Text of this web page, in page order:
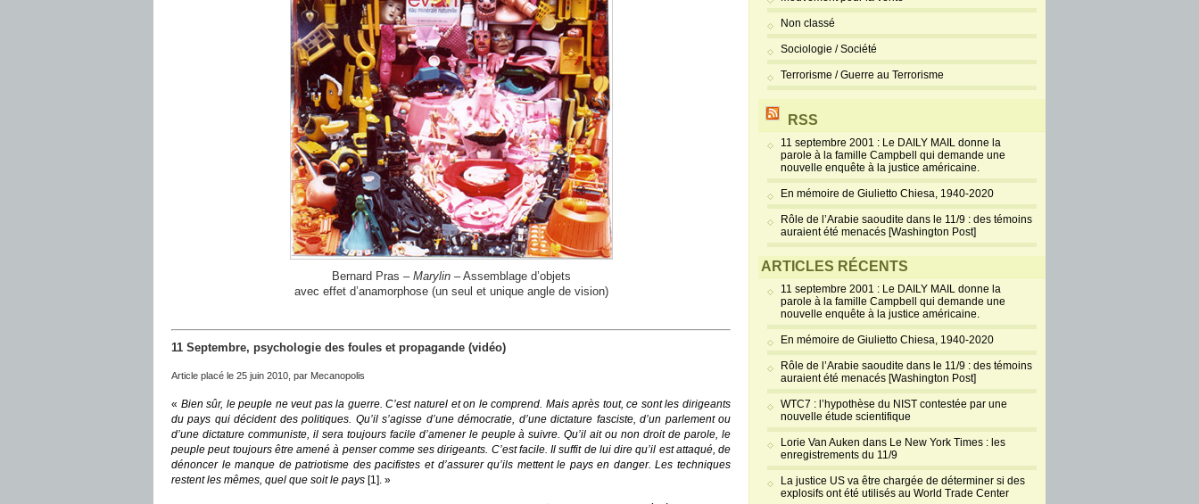
Bernard Pras – Marylin– Assemblage d’objets
avec effet d’anamorphose (un seul et unique angle de vision)
11 Septembre, psychologie des foules et propagande (vidéo)
Article placé le 25 juin 2010, par Mecanopolis
« Bien sûr, le peuple ne veut pas la guerre. C’est naturel et on le comprend. Mais après tout, ce sont les dirigeants
du pays qui décident des politiques. Qu’il s’agisse d’une démocratie, d’une dictature fasciste, d’un parlement ou
d’une dictature communiste, il sera toujours facile d’amener le peuple à suivre. Qu’il ait ou non droit de parole, le
peuple peut toujours être amené à penser comme ses dirigeants. C’est facile. Il suffit de lui dire qu’il est attaqué, de
dénoncer le manque de patriotisme des pacifistes et d’assurer qu’ils mettent le pays en danger. Les techniques
restent les mêmes, quel que soit le pays [1]. »
Non classé
Sociologie / Société
Terrorisme / Guerre au Terrorisme
RSS
11 septembre 2001 : Le DAILY MAIL donne la
parole à la famille Campbell qui demande une
nouvelle enquête à la justice américaine.
En mémoire de Giulietto Chiesa, 1940-2020
Rôle de l’Arabie saoudite dans le 11/9 : des témoins
auraient été menacés [Washington Post]
ARTICLES RÉCENTS
11 septembre 2001 : Le DAILY MAIL donne la
parole à la famille Campbell qui demande une
nouvelle enquête à la justice américaine.
En mémoire de Giulietto Chiesa, 1940-2020
Rôle de l’Arabie saoudite dans le 11/9 : des témoins
auraient été menacés [Washington Post]
WTC7 : l’hypothèse du NIST contestée par une
nouvelle étude scientifique
Lorie Van Auken dans Le New York Times : les
enregistrements du 11/9
La justice US va être chargée de déterminer si des
explosifs ont été utilisés au World Trade Center